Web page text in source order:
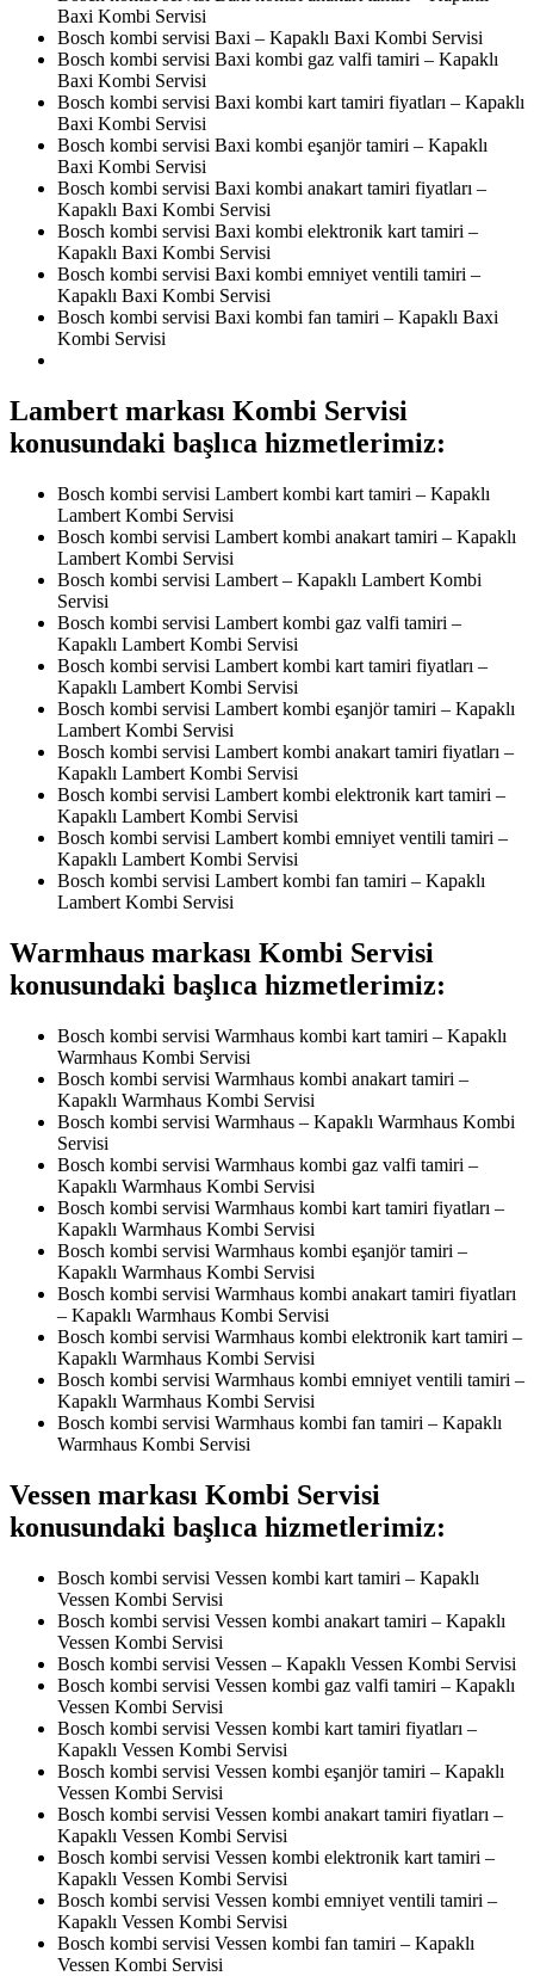
Baxi Kombi Servisi
Bosch kombi servisi Baxi – Kapaklı Baxi Kombi Servisi
Bosch kombi servisi Baxi kombi gaz valfi tamiri – Kapaklı
Baxi Kombi Servisi
Bosch kombi servisi Baxi kombi kart tamiri fiyatları – Kapaklı
Baxi Kombi Servisi
Bosch kombi servisi Baxi kombi eşanjör tamiri – Kapaklı
Baxi Kombi Servisi
Bosch kombi servisi Baxi kombi anakart tamiri fiyatları –
Kapaklı Baxi Kombi Servisi
Bosch kombi servisi Baxi kombi elektronik kart tamiri –
Kapaklı Baxi Kombi Servisi
Bosch kombi servisi Baxi kombi emniyet ventili tamiri –
Kapaklı Baxi Kombi Servisi
Bosch kombi servisi Baxi kombi fan tamiri – Kapaklı Baxi
Kombi Servisi
Lambert markası Kombi Servisi
konusundaki başlıca hizmetlerimiz:
Bosch kombi servisi Lambert kombi kart tamiri – Kapaklı
Lambert Kombi Servisi
Bosch kombi servisi Lambert kombi anakart tamiri – Kapaklı
Lambert Kombi Servisi
Bosch kombi servisi Lambert – Kapaklı Lambert Kombi
Servisi
Bosch kombi servisi Lambert kombi gaz valfi tamiri –
Kapaklı Lambert Kombi Servisi
Bosch kombi servisi Lambert kombi kart tamiri fiyatları –
Kapaklı Lambert Kombi Servisi
Bosch kombi servisi Lambert kombi eşanjör tamiri – Kapaklı
Lambert Kombi Servisi
Bosch kombi servisi Lambert kombi anakart tamiri fiyatları –
Kapaklı Lambert Kombi Servisi
Bosch kombi servisi Lambert kombi elektronik kart tamiri –
Kapaklı Lambert Kombi Servisi
Bosch kombi servisi Lambert kombi emniyet ventili tamiri –
Kapaklı Lambert Kombi Servisi
Bosch kombi servisi Lambert kombi fan tamiri – Kapaklı
Lambert Kombi Servisi
Warmhaus markası Kombi Servisi
konusundaki başlıca hizmetlerimiz:
Bosch kombi servisi Warmhaus kombi kart tamiri – Kapaklı
Warmhaus Kombi Servisi
Bosch kombi servisi Warmhaus kombi anakart tamiri –
Kapaklı Warmhaus Kombi Servisi
Bosch kombi servisi Warmhaus – Kapaklı Warmhaus Kombi
Servisi
Bosch kombi servisi Warmhaus kombi gaz valfi tamiri –
Kapaklı Warmhaus Kombi Servisi
Bosch kombi servisi Warmhaus kombi kart tamiri fiyatları –
Kapaklı Warmhaus Kombi Servisi
Bosch kombi servisi Warmhaus kombi eşanjör tamiri –
Kapaklı Warmhaus Kombi Servisi
Bosch kombi servisi Warmhaus kombi anakart tamiri fiyatları
– Kapaklı Warmhaus Kombi Servisi
Bosch kombi servisi Warmhaus kombi elektronik kart tamiri –
Kapaklı Warmhaus Kombi Servisi
Bosch kombi servisi Warmhaus kombi emniyet ventili tamiri –
Kapaklı Warmhaus Kombi Servisi
Bosch kombi servisi Warmhaus kombi fan tamiri – Kapaklı
Warmhaus Kombi Servisi
Vessen markası Kombi Servisi
konusundaki başlıca hizmetlerimiz:
Bosch kombi servisi Vessen kombi kart tamiri – Kapaklı
Vessen Kombi Servisi
Bosch kombi servisi Vessen kombi anakart tamiri – Kapaklı
Vessen Kombi Servisi
Bosch kombi servisi Vessen – Kapaklı Vessen Kombi Servisi
Bosch kombi servisi Vessen kombi gaz valfi tamiri – Kapaklı
Vessen Kombi Servisi
Bosch kombi servisi Vessen kombi kart tamiri fiyatları –
Kapaklı Vessen Kombi Servisi
Bosch kombi servisi Vessen kombi eşanjör tamiri – Kapaklı
Vessen Kombi Servisi
Bosch kombi servisi Vessen kombi anakart tamiri fiyatları –
Kapaklı Vessen Kombi Servisi
Bosch kombi servisi Vessen kombi elektronik kart tamiri –
Kapaklı Vessen Kombi Servisi
Bosch kombi servisi Vessen kombi emniyet ventili tamiri –
Kapaklı Vessen Kombi Servisi
Bosch kombi servisi Vessen kombi fan tamiri – Kapaklı
Vessen Kombi Servisi